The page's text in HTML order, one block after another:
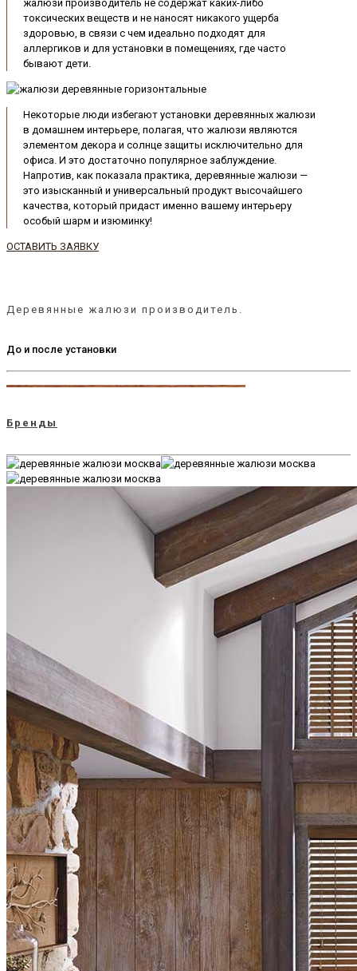
жалюзи производитель не содержат каких-либо
токсических веществ и не наносят никакого ущерба
здоровью, в связи с чем идеально подходят для
аллергиков и для установки в помещениях, где часто
бывают дети.
Некоторые люди избегают установки деревянных жалюзи
в домашнем интерьере, полагая, что жалюзи являются
элементом декора и солнце защиты исключительно для
офиса. И это достаточно популярное заблуждение.
Напротив, как показала практика, деревянные жалюзи —
это изысканный и универсальный продукт высочайшего
качества, который придаст именно вашему интерьеру
особый шарм и изюминку!
ОСТАВИТЬ ЗАЯВКУ
Деревянные жалюзи производитель.
До и после установки
Бренды